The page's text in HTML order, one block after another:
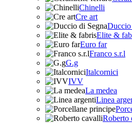
Chinelli
Cre art
Duccio
Elite &
Euro far
Franco s.r.l
G.g
Italcornici
IVV
La medea
Linea
Roberto